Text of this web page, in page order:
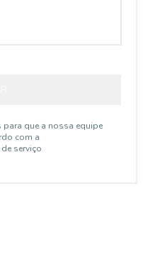
que a nossa equipe
com a
serviço